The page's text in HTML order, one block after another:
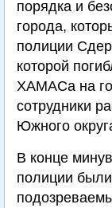
порядка и
города,
полиции
которой
ХАМАСа на
сотрудники
Южного
В конце
полиции